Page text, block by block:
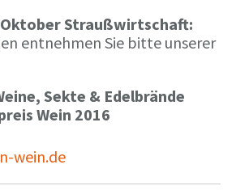
Straußwirtschaft:
entnehmen Sie bitte unserer
Sekte & Edelbrände
Wein 2016
wein.de